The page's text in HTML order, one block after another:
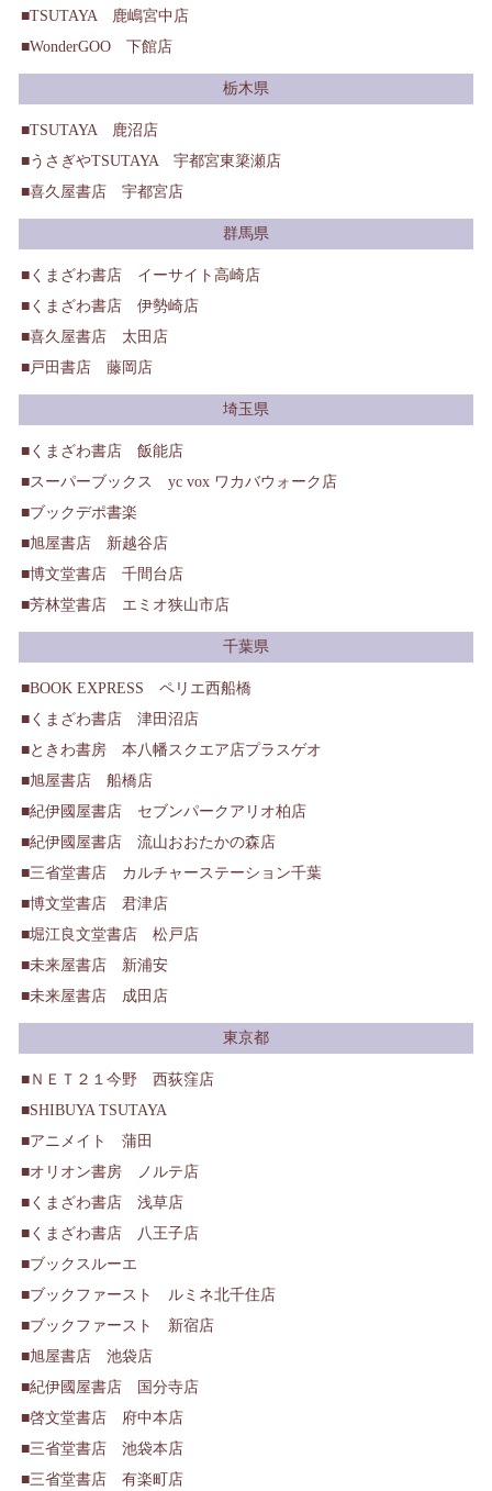
TSUTAYA 鹿嶋宮中店
WonderGOO 下館店
栃木県
TSUTAYA 鹿沼店
うさぎやTSUTAYA 宇都宮東簗瀬店
喜久屋書店 宇都宮店
群馬県
くまざわ書店 イーサイト高崎店
くまざわ書店 伊勢崎店
喜久屋書店 太田店
戸田書店 藤岡店
埼玉県
くまざわ書店 飯能店
スーパーブックス yc vox ワカバウォーク店
ブックデポ書楽
旭屋書店 新越谷店
博文堂書店 千間台店
芳林堂書店 エミオ狭山市店
千葉県
BOOK EXPRESS ペリエ西船橋
くまざわ書店 津田沼店
ときわ書房 本八幡スクエア店プラスゲオ
旭屋書店 船橋店
紀伊國屋書店 セブンパークアリオ柏店
紀伊國屋書店 流山おおたかの森店
三省堂書店 カルチャーステーション千葉
博文堂書店 君津店
堀江良文堂書店 松戸店
未来屋書店 新浦安
未来屋書店 成田店
東京都
ＮＥＴ２１今野 西荻窪店
SHIBUYA TSUTAYA
アニメイト 蒲田
オリオン書房 ノルテ店
くまざわ書店 浅草店
くまざわ書店 八王子店
ブックスルーエ
ブックファースト ルミネ北千住店
ブックファースト 新宿店
旭屋書店 池袋店
紀伊國屋書店 国分寺店
啓文堂書店 府中本店
三省堂書店 池袋本店
三省堂書店 有楽町店